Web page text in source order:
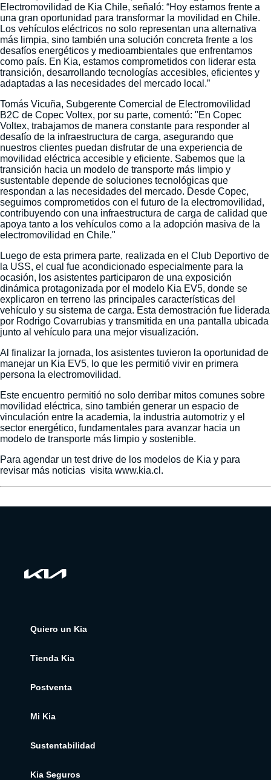
Electromovilidad de Kia Chile, señaló: “Hoy estamos frente a
una gran oportunidad para transformar la movilidad en Chile.
Los vehículos eléctricos no solo representan una alternativa
más limpia, sino también una solución concreta frente a los
desafíos energéticos y medioambientales que enfrentamos
como país. En Kia, estamos comprometidos con liderar esta
transición, desarrollando tecnologías accesibles, eficientes y
adaptadas a las necesidades del mercado local.”
Tomás Vicuña, Subgerente Comercial de Electromovilidad
B2C de Copec Voltex, por su parte, comentó: "En Copec
Voltex, trabajamos de manera constante para responder al
desafío de la infraestructura de carga, asegurando que
nuestros clientes puedan disfrutar de una experiencia de
movilidad eléctrica accesible y eficiente. Sabemos que la
transición hacia un modelo de transporte más limpio y
sustentable depende de soluciones tecnológicas que
respondan a las necesidades del mercado. Desde Copec,
seguimos comprometidos con el futuro de la electromovilidad,
contribuyendo con una infraestructura de carga de calidad que
apoya tanto a los vehículos como a la adopción masiva de la
electromovilidad en Chile."
Luego de esta primera parte, realizada en el Club Deportivo de
la USS, el cual fue acondicionado especialmente para la
ocasión, los asistentes participaron de una exposición
dinámica protagonizada por el modelo Kia EV5, donde se
explicaron en terreno las principales características del
vehículo y su sistema de carga. Esta demostración fue liderada
por Rodrigo Covarrubias y transmitida en una pantalla ubicada
junto al vehículo para una mejor visualización.
Al finalizar la jornada, los asistentes tuvieron la oportunidad de
manejar un Kia EV5, lo que les permitió vivir en primera
persona la electromovilidad.
Este encuentro permitió no solo derribar mitos comunes sobre
movilidad eléctrica, sino también generar un espacio de
vinculación entre la academia, la industria automotriz y el
sector energético, fundamentales para avanzar hacia un
modelo de transporte más limpio y sostenible.
Para agendar un test drive de los modelos de Kia y para
revisar más noticias visita www.kia.cl.
Quiero un Kia
Tienda Kia
Postventa
Mi Kia
Sustentabilidad
Kia Seguros